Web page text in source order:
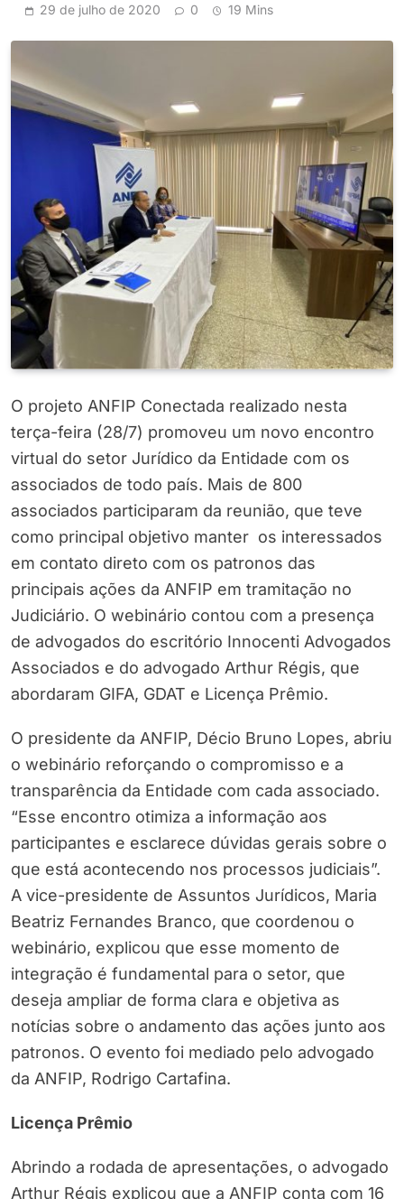
29 de julho de 2020 0 19 Mins
O projeto ANFIP Conectada realizado nesta
terça-feira (28/7) promoveu um novo encontro
virtual do setor Jurídico da Entidade com os
associados de todo país. Mais de 800
associados participaram da reunião, que teve
como principal objetivo manter os interessados
em contato direto com os patronos das
principais ações da ANFIP em tramitação no
Judiciário. O webinário contou com a presença
de advogados do escritório Innocenti Advogados
Associados e do advogado Arthur Régis, que
abordaram GIFA, GDAT e Licença Prêmio.
O presidente da ANFIP, Décio Bruno Lopes, abriu
o webinário reforçando o compromisso e a
transparência da Entidade com cada associado.
“Esse encontro otimiza a informação aos
participantes e esclarece dúvidas gerais sobre o
que está acontecendo nos processos judiciais”.
A vice-presidente de Assuntos Jurídicos, Maria
Beatriz Fernandes Branco, que coordenou o
webinário, explicou que esse momento de
integração é fundamental para o setor, que
deseja ampliar de forma clara e objetiva as
notícias sobre o andamento das ações junto aos
patronos. O evento foi mediado pelo advogado
da ANFIP, Rodrigo Cartafina.
Licença Prêmio
Abrindo a rodada de apresentações, o advogado
Arthur Régis explicou que a ANFIP conta com 16